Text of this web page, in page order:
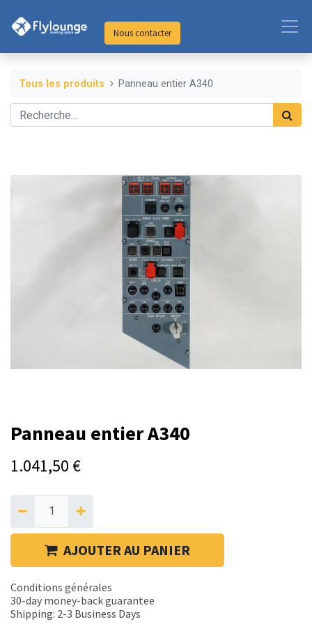
Nous contacter
Tous les produits Panneau entier A340
Panneau entier A340
1.041,50 €
AJOUTER AU PANIER
Conditions générales
30-day money-back guarantee
Shipping: 2-3 Business Days